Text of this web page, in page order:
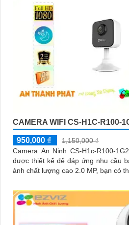
CAMERA WIFI CS-H1C-R100-
950,000 ₫
1,150,000 ₫
Camera An Ninh CS-H1c-R100-
được thiết kế để đáp ứng nhu cầu bảo vệ
ảnh chất lượng cao 2.0 MP, bạn có